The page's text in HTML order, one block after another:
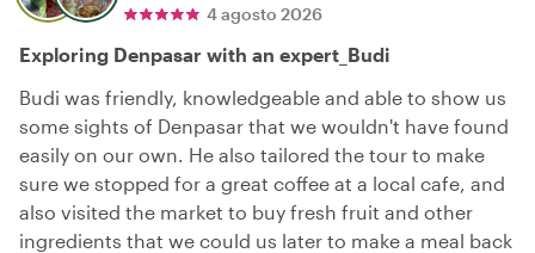
4 agosto 2026
Exploring Denpasar with an expert_Budi
Budi was friendly, knowledgeable and able to show us
some sights of Denpasar that we wouldn't have found
easily on our own. He also tailored the tour to make
sure we stopped for a great coffee at a local cafe, and
also visited the market to buy fresh fruit and other
ingredients that we could us later to make a meal back